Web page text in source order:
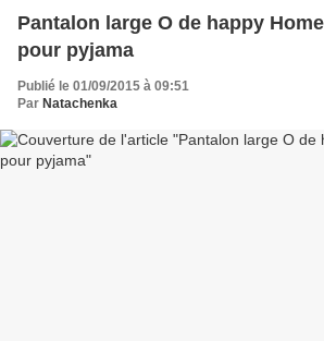
Pantalon large O de happy
pour pyjama
Publié le 01/09/2015 à 09:51
Par Natachenka